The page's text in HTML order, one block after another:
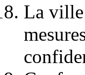
La ville